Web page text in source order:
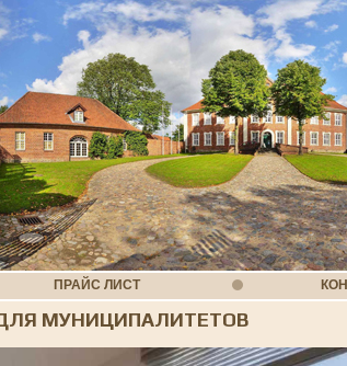
ПРАЙС ЛИСТ
МУНИЦИПАЛИТЕТОВ